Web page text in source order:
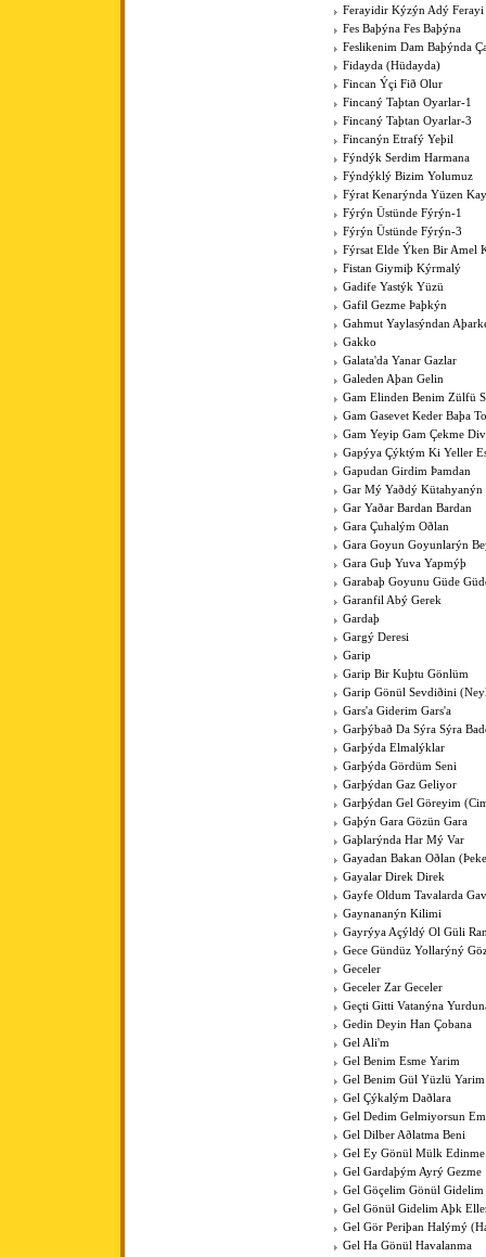
Ferayidir Kýzýn Adý Ferayi
Fes Baþýna Fes Baþýna
Feslikenim Dam Baþýnda
Fidayda (Hüdayda)
Fincan Ýçi Fið Olur
Fincaný Taþtan Oyarlar-1
Fincaný Taþtan Oyarlar-3
Fincanýn Etrafý Yeþil
Fýndýk Serdim Harmana
Fýndýklý Bizim Yolumuz
Fýrat Kenarýnda Yüzen
Fýrýn Üstünde Fýrýn-1
Fýrýn Üstünde Fýrýn-3
Fýrsat Elde Ýken Bir Amel
Fistan Giymiþ Kýrmalý
Gadife Yastýk Yüzü
Gafil Gezme Þaþkýn
Gahmut Yaylasýndan
Gakko
Galata'da Yanar Gazlar
Galeden Aþan Gelin
Gam Elinden Benim Zülfü
Gam Gasevet Keder Baþa
Gam Yeyip Gam Çekme
Gapýya Çýktým Ki Yeller
Gapudan Girdim Þamdan
Gar Mý Yaðdý Kütahyanýn
Gar Yaðar Bardan Bardan
Gara Çuhalým Oðlan
Gara Goyun Goyunlarýn
Gara Guþ Yuva Yapmýþ
Garabaþ Goyunu Güde
Garanfil Abý Gerek
Gardaþ
Gargý Deresi
Garip
Garip Bir Kuþtu Gönlüm
Garip Gönül Sevdiðini
Gars'a Giderim Gars'a
Garþýbað Da Sýra Sýra
Garþýda Elmalýklar
Garþýda Gördüm Seni
Garþýdan Gaz Geliyor
Garþýdan Gel Göreyim
Gaþýn Gara Gözün Gara
Gaþlarýnda Har Mý Var
Gayadan Bakan Oðlan
Gayalar Direk Direk
Gayfe Oldum Tavalarda
Gaynananýn Kilimi
Gayrýya Açýldý Ol Güli
Gece Gündüz Yollarýný
Geceler
Geceler Zar Geceler
Geçti Gitti Vatanýna
Gedin Deyin Han Çobana
Gel Ali'm
Gel Benim Esme Yarim
Gel Benim Gül Yüzlü Yarim
Gel Çýkalým Daðlara
Gel Dedim Gelmiyorsun
Gel Dilber Aðlatma Beni
Gel Ey Gönül Mülk
Gel Gardaþým Ayrý Gezme
Gel Göçelim Gönül Gidelim
Gel Gönül Gidelim Aþk
Gel Gör Periþan Halýmý
Gel Ha Gönül Havalanma